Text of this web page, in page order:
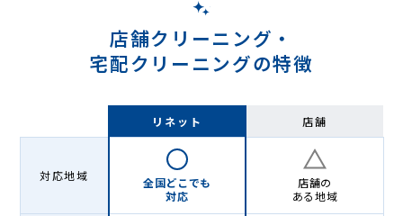
店舗クリーニング・
宅配クリーニングの特徴
リネット 店舗
対応地域
全国どこでも
対応
店舗の
ある地域